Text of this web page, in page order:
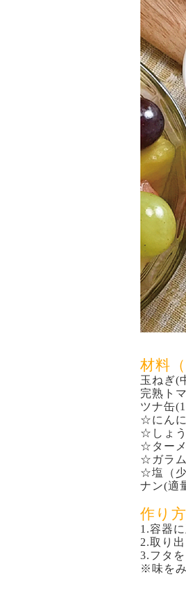
材料（
玉ねぎ(
完熟ト
ツナ缶
☆にんに
☆しょう
☆ターメ
☆ガラム
☆塩（少
ナン(適
作り方
1.容器
2.取り
3.フタ
※味をみ